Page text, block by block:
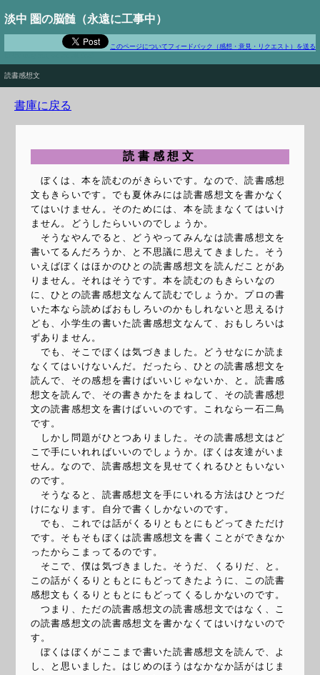
淡中 圏の脳髄（永遠に工事中）
このページについてフィードバック（感想・意見・リクエスト）を送る
読書感想文
書庫に戻る
読書感想文
ぼくは、本を読むのがきらいです。なので、読書感想
文もきらいです。でも夏休みには読書感想文を書かなく
てはいけません。そのためには、本を読まなくてはいけ
ません。どうしたらいいのでしょうか。
そうなやんでると、どうやってみんなは読書感想文を
書いてるんだろうか、と不思議に思えてきました。そう
いえばぼくはほかのひとの読書感想文を読んだことがあ
りません。それはそうです。本を読むのもきらいなの
に、ひとの読書感想文なんて読むでしょうか。プロの書
いた本なら読めばおもしろいのかもしれないと思えるけ
ども、小学生の書いた読書感想文なんて、おもしろいは
ずありません。
でも、そこでぼくは気づきました。どうせなにか読ま
なくてはいけないんだ。だったら、ひとの読書感想文を
読んで、その感想を書けばいいじゃないか、と。読書感
想文を読んで、その書きかたをまねして、その読書感想
文の読書感想文を書けばいいのです。これなら一石二鳥
です。
しかし問題がひとつありました。その読書感想文はど
こで手にいれればいいのでしょうか。ぼくは友達がいま
せん。なので、読書感想文を見せてくれるひともいない
のです。
そうなると、読書感想文を手にいれる方法はひとつだ
けになります。自分で書くしかないのです。
でも、これでは話がくるりともとにもどってきただけ
です。そもそもぼくは読書感想文を書くことができなか
ったからこまってるのです。
そこで、僕は気づきました。そうだ、くるりだ、と。
この話がくるりともとにもどってきたように、この読書
感想文もくるりともとにもどってくるしかないのです。
つまり、ただの読書感想文の読書感想文ではなく、こ
の読書感想文の読書感想文を書かなくてはいけないので
す。
ぼくはぼくがここまで書いた読書感想文を読んで、よ
し、と思いました。はじめのほうはなかなか話がはじま